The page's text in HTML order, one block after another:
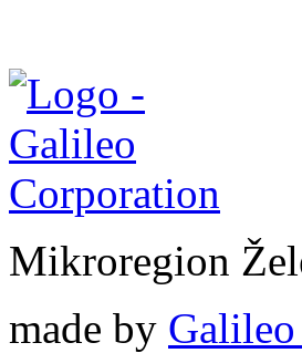
Mikroregion
made by